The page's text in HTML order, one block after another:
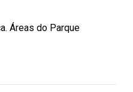
Áreas do Parque